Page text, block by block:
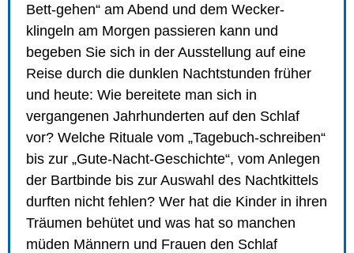
Bett-gehen“ am Abend und dem Wecker-
klingeln am Morgen passieren kann und
begeben Sie sich in der Ausstellung auf eine
Reise durch die dunklen Nachtstunden früher
und heute: Wie bereitete man sich in
vergangenen Jahrhunderten auf den Schlaf
vor? Welche Rituale vom „Tagebuch-schreiben“
bis zur „Gute-Nacht-Geschichte“, vom Anlegen
der Bartbinde bis zur Auswahl des Nachtkittels
durften nicht fehlen? Wer hat die Kinder in ihren
Träumen behütet und was hat so manchen
müden Männern und Frauen den Schlaf